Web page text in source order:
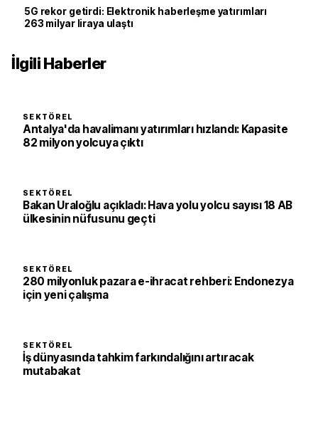
5G rekor getirdi: Elektronik haberleşme yatırımları
263 milyar liraya ulaştı
İlgili Haberler
SEKTÖREL
Antalya'da havalimanı yatırımları hızlandı: Kapasite
82 milyon yolcuya çıktı
SEKTÖREL
Bakan Uraloğlu açıkladı: Hava yolu yolcu sayısı 18 AB
ülkesinin nüfusunu geçti
SEKTÖREL
280 milyonluk pazara e-ihracat rehberi: Endonezya
için yeni çalışma
SEKTÖREL
İş dünyasında tahkim farkındalığını artıracak
mutabakat